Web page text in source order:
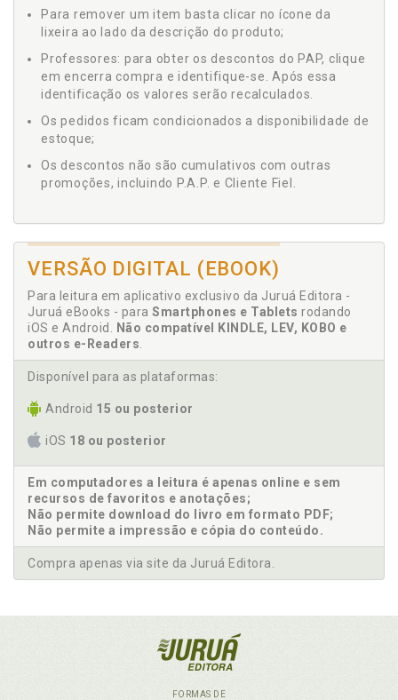
Para remover um item basta clicar no ícone da
lixeira ao lado da descrição do produto;
Professores: para obter os descontos do PAP, clique
em encerra compra e identifique-se. Após essa
identificação os valores serão recalculados.
Os pedidos ficam condicionados a disponibilidade de
estoque;
Os descontos não são cumulativos com outras
promoções, incluindo P.A.P. e Cliente Fiel.
VERSÃO DIGITAL (EBOOK)
Para leitura em aplicativo exclusivo da Juruá Editora -
Juruá eBooks - para Smartphones e Tablets rodando
iOS e Android.
Não compatível KINDLE, LEV, KOBO e
outros e-Readers
Disponível para as plataformas:
Android 15 ou posterior
iOS 18 ou posterior
Em computadores a leitura é apenas online e sem
recursos de favoritos e anotações;
Não permite download do livro em formato PDF;
Não permite a impressão e cópia do conteúdo.
Compra apenas via site da Juruá Editora.
FORMAS DE